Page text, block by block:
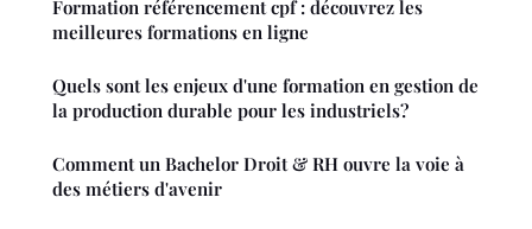
Formation référencement cpf : découvrez les
meilleures formations en ligne
Quels sont les enjeux d'une formation en gestion de
la production durable pour les industriels?
Comment un Bachelor Droit & RH ouvre la voie à
des métiers d'avenir